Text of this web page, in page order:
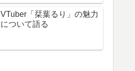
VTuber「栞葉るり」の魅力
について語る